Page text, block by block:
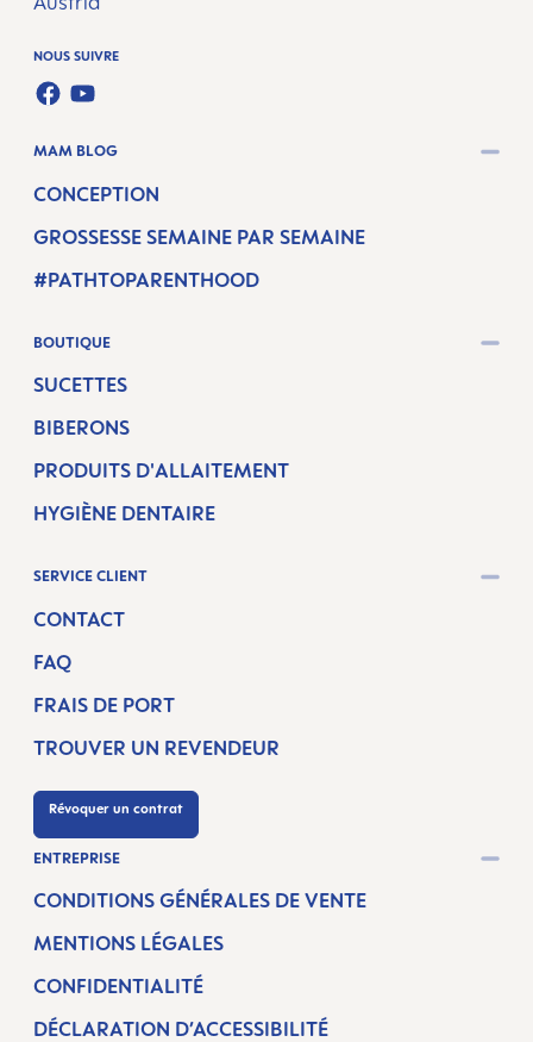
NOUS SUIVRE
FACEBOOK
YOUTUBE
MAM BLOG
CONCEPTION
GROSSESSE SEMAINE PAR SEMAINE
#PATHTOPARENTHOOD
BOUTIQUE
SUCETTES
BIBERONS
PRODUITS D'ALLAITEMENT
HYGIÈNE DENTAIRE
SERVICE CLIENT
CONTACT
FAQ
FRAIS DE PORT
TROUVER UN REVENDEUR
Révoquer un contrat
ENTREPRISE
CONDITIONS GÉNÉRALES DE VENTE
MENTIONS LÉGALES
CONFIDENTIALITÉ
DÉCLARATION D’ACCESSIBILITÉ